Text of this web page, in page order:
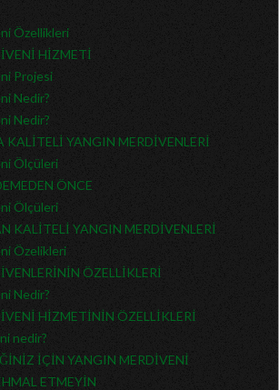
Özellikleri
HİZMETİ
Projesi
Nedir?
Nedir?
KALİTELİ YANGIN MERDİVENLERİ
Ölçüleri
ÖNCE
Ölçüleri
KALİTELİ YANGIN MERDİVENLERİ
Özelikleri
ÖZELLİKLERİ
Nedir?
HİZMETİNİN ÖZELLİKLERİ
nedir?
İÇİN YANGIN MERDİVENİ
ETMEYİN